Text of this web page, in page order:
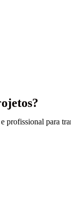
profissional para